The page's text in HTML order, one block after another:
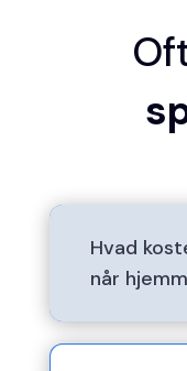
Hvad
når
Du ejer